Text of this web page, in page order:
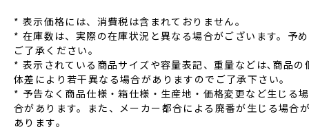
* 表⽰価格には、消費税は含まれておりません。
* 在庫数は、実際の在庫状況と異なる場合がございます。予め
ご了承ください。
* 表⽰されている商品サイズや容量表記、重量などは､商品の
体差により若⼲異なる場合がありますのでご了承下さい。
* 予告なく商品仕様‧箱仕様‧⽣産地‧価格変更など⽣じる場
合があります。また、メーカー都合による廃番が⽣じる場合
あります。